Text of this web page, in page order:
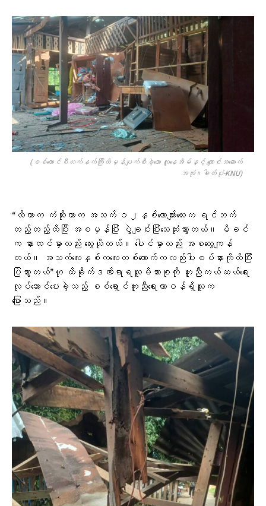
(စစ်​ကောင်စီလက်နက်ကြီးထိမှန်ပျက်စီးခဲ့​သော လူ​နေအိမ်နှင့် ​ကျောင်းအ​ဆောက်
အအုံ။ဓါတ်ပုံ-KNU)
“ထိတာက ကံဆိုးတာက အသက် ၁၂နှစ်ယောက်ျားလေးက ရင်ဘက်
တည့်တည့်ထိပြီး အစမှန်ပြီး ပွဲချင်းပြီးသေဆုံးသွားတယ်။ မိခင်
က နားထင်မှာလည်း သွေးယိုတယ်။ ပေါင်မှာလည်း အစတွေကျန်
တယ်။ အသက်လေးနှစ်ကလေးတစ်ယောက်ကလည်းပါးစပ်နားကိုထိပြီး
ပြဲသွားတယ်”ဟု ထိခိုက်ဒဏ်ရာရသူမိသားစုကို ကူညီကယ်ဆယ်ရေး
လုပ်ဆောင်ပေးခဲ့သည့် စစ်ရှောင်ကူညီရေးတာဝန်ရှိသူက
ပြောသည်။